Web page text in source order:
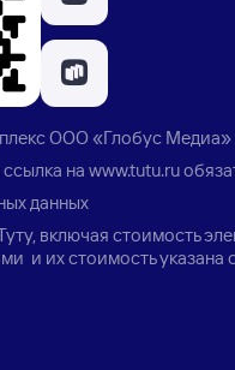
ООО «Глобус Медиа»
на www.tutu.ru
данных
включая стоимость
и их стоимость